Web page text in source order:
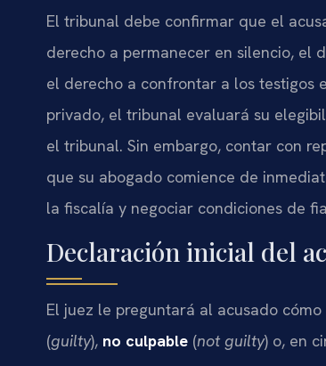
El tribunal debe confirmar que el
derecho a permanecer en silencio, el
el derecho a confrontar a los testigos
privado, el tribunal evaluará su
el tribunal. Sin embargo, contar con
que su abogado comience de
la fiscalía y negociar condiciones de
Declaración inicial del
El juez le preguntará al acusado
(guilty), no culpable (not guilty) o, en